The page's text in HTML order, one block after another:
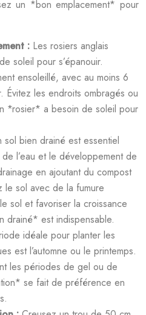
un *bon emplacement* pour
: Les rosiers anglais
soleil pour s’épanouir.
ensoleillé, avec au moins 6
Évitez les endroits ombragés ou
*rosier* a besoin de soleil pour
sol bien drainé est essentiel
l’eau et le développement de
en ajoutant du compost
sol avec de la fumure
sol et favoriser la croissance
drainé* est indispensable.
idéale pour planter les
est l’automne ou le printemps.
les périodes de gel ou de
se fait de préférence en